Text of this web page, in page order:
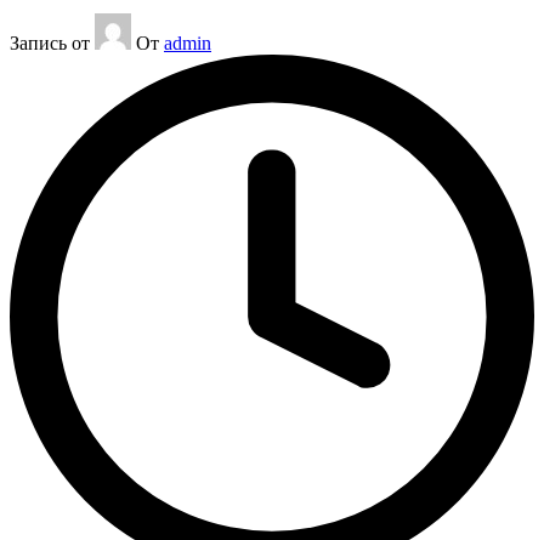
Запись от От admin